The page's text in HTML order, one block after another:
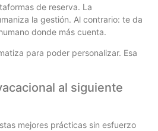
de reserva. La
la gestión. Al contrario: te da
donde más cuenta.
para poder personalizar. Esa
al siguiente
mejores prácticas sin esfuerzo